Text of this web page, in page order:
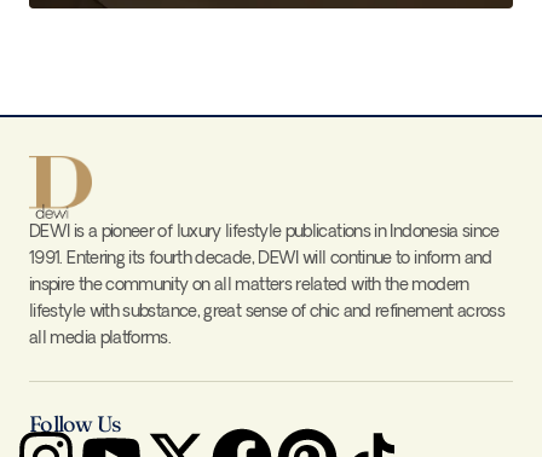
DEWI is a pioneer of luxury lifestyle publications in Indonesia since
1991. Entering its fourth decade, DEWI will continue to inform and
inspire the community on all matters related with the modern
lifestyle with substance, great sense of chic and refinement across
all media platforms.
Follow Us